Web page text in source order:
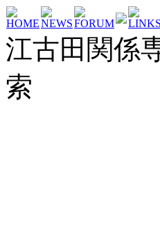
HOMENEWSFORUM LINKS
江古田関係
索